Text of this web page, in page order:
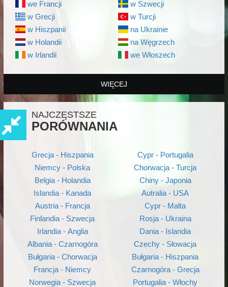
we Francji
w Grecji
w Hiszpanii
w Holandii
w Irlandii
w Szwecji
w Turcji
na Ukrainie
na Węgrzech
we Włoszech
WIĘCEJ
NAJCZĘSTSZE
PORÓWNANIA
Grecja - Hiszpania
Niemcy - Polska
Belgia - Holandia
Islandia - Kanada
Austria - Francja
Finlandia - Szwecja
Irlandia - Anglia
Albania - Czarnogóra
Bułgaria - Chorwacja
Francja - Niemcy
Norwegia - Szwecja
Cypr - Portugalia
Chorwacja - Turcja
Chiny - Japonia
Autralia - USA
Cypr - Malta
Rosja - Ukraina
Dania - Islandia
Czechy - Słowacja
Bułgaria - Hiszpania
Czarnogóra - Grecja
Portugalia - Włochy